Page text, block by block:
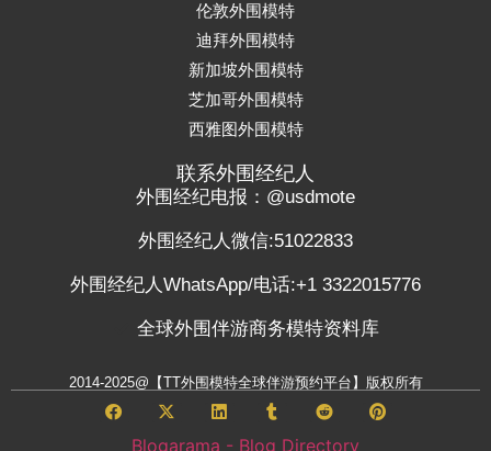
伦敦外围模特
迪拜外围模特
新加坡外围模特
芝加哥外围模特
西雅图外围模特
联系外围经纪人
外围经纪电报：@usdmote
外围经纪人微信:51022833
外围经纪人WhatsApp/电话:+1 3322015776
全球外围伴游商务模特资料库
2014-2025@【TT外围模特全球伴游预约平台】版权所有
Blogarama - Blog Directory